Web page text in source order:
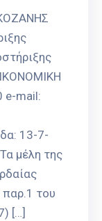
e-mail:
13-7-
μέλη της
παρ.1 του
[…]